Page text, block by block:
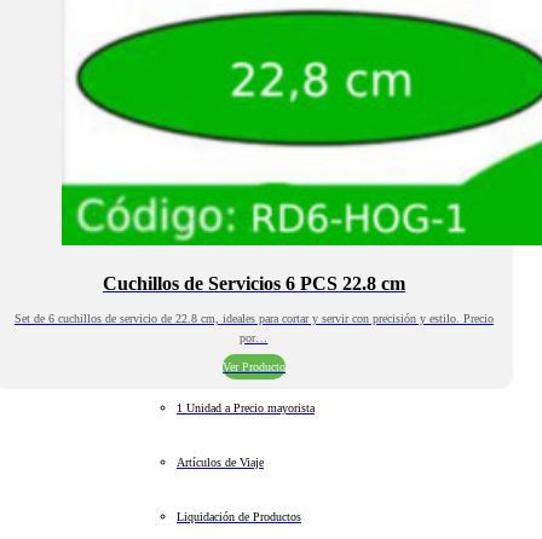
Cuchillos de Servicios 6 PCS 22.8 cm
Set de 6 cuchillos de servicio de 22.8 cm, ideales para cortar y servir con precisión y estilo. Precio
por…
Ver Producto
1 Unidad a Precio mayorista
Artículos de Viaje
Liquidación de Productos